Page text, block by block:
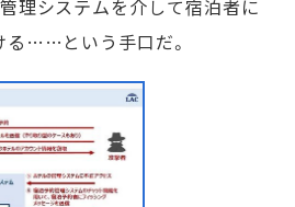
理システムを介して宿泊者に
る……という手口だ。